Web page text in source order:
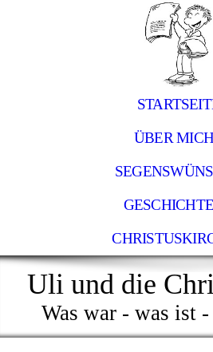
ÜBER MICH
Uli und die
Was war - was ist